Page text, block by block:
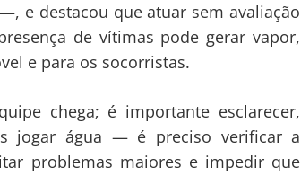
e destacou que atuar sem avaliação
de vítimas pode gerar vapor,
e para os socorristas.
chega; é importante esclarecer,
jogar água — é preciso verificar a
problemas maiores e impedir que